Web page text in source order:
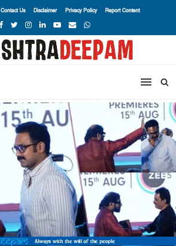
Contact Us Disclaimer Privacy Policy Report Content